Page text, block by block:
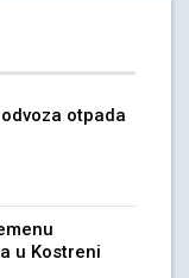
otpada
u Kostreni